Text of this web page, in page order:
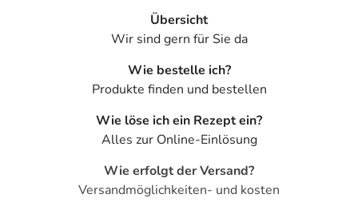
Übersicht
Wir sind gern für Sie da
Wie bestelle ich?
Produkte finden und bestellen
Wie löse ich ein Rezept ein?
Alles zur Online-Einlösung
Wie erfolgt der Versand?
Versandmöglichkeiten- und kosten